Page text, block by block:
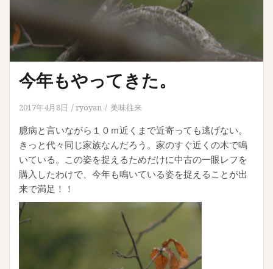
今年もやってきた。
2017年4月8日 ryoyan 美味往来
臆病と言いながら１０ｍ近くまで近寄っても逃げない。
きっと代々同じ家族なんだろう。家のすぐ近くの木で鳴
いている。この姿を捉えるためだけに中古の一眼レフを
購入したわけで、今年も鳴いている姿を捉えることが出
来で満足！！